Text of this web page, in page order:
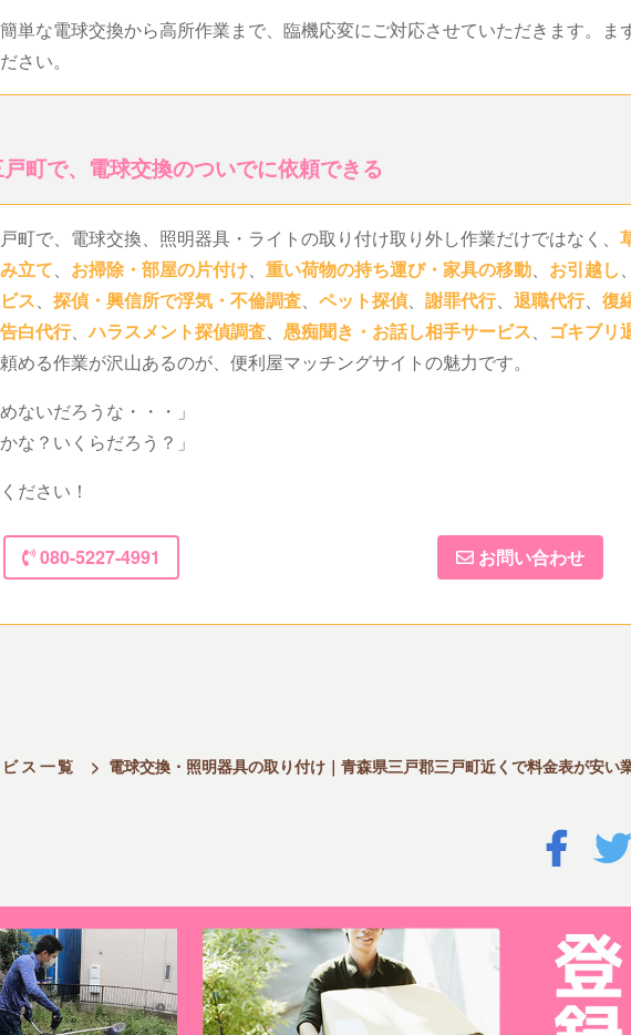
単な電球交換から高所作業まで、臨機応変にご対応させていただきます。ま
さい。
町で、電球交換のついでに依頼できる
町で、電球交換、照明器具・ライトの取り付け取り外し作業だけではなく、
立て、 お掃除・部屋の片付け、 重い荷物の持ち運び・家具の移動、 お引越し、
ス、 探偵・興信所で浮気・不倫調査、 ペット探偵、 謝罪代行、 退職代行、 復
告白代行、ハラスメント探偵調査、 愚痴聞き・お話し相手サービス、 ゴキブリ
める作業が沢山あるのが、便利屋マッチングサイトの魅力です。
ないだろうな・・・」
な？いくらだろう？」
ださい！
080-5227-4991 お問い合わせ
ス一覧 > 電球交換・照明器具の取り付け｜青森県三戸郡三戸町近くで料金表が安い